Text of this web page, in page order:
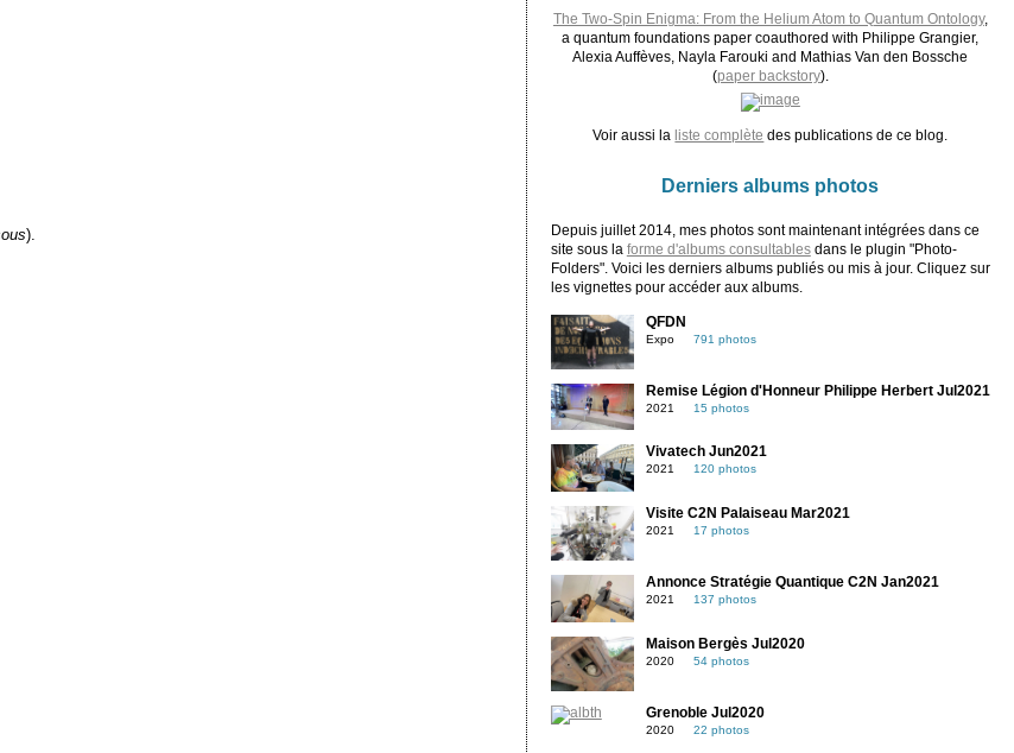
).
The Two-Spin Enigma: From the Helium Atom to Quantum Ontology,
a quantum foundations paper coauthored with Philippe Grangier,
Alexia Auffèves, Nayla Farouki and Mathias Van den Bossche
(paper backstory).
Voir aussi la liste complète des publications de ce blog.
Derniers albums photos
Depuis juillet 2014, mes photos sont maintenant intégrées dans ce
site sous la forme d'albums consultablesdans le plugin "Photo-
Folders". Voici les derniers albums publiés ou mis à jour. Cliquez sur
les vignettes pour accéder aux albums.
QFDN
Expo 791 photos
Remise Légion d'Honneur Philippe Herbert Jul2021
2021 15 photos
Vivatech Jun2021
2021 120 photos
Visite C2N Palaiseau Mar2021
2021 17 photos
Annonce Stratégie Quantique C2N Jan2021
2021 137 photos
Maison Bergès Jul2020
2020 54 photos
Grenoble Jul2020
2020 22 photos